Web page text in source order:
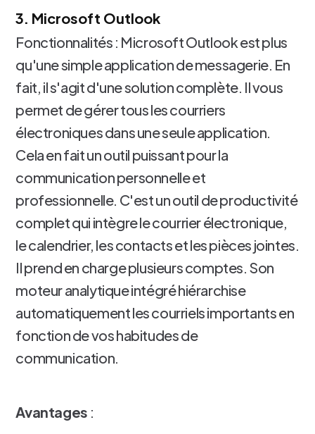
3. Microsoft Outlook
Fonctionnalités : Microsoft Outlook est plus
qu'une simple application de messagerie. En
fait, il s'agit d'une solution complète. Il vous
permet de gérer tous les courriers
électroniques dans une seule application.
Cela en fait un outil puissant pour la
communication personnelle et
professionnelle. C'est un outil de productivité
complet qui intègre le courrier électronique,
le calendrier, les contacts et les pièces jointes.
Il prend en charge plusieurs comptes. Son
moteur analytique intégré hiérarchise
automatiquement les courriels importants en
fonction de vos habitudes de
communication.
Avantages :